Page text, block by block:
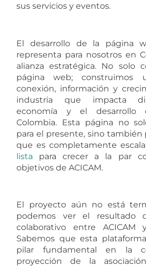
sus servicios y eventos.
El desarrollo de la página
representa para nosotros en
alianza estratégica. No solo
página web; construimos
conexión, información y
industria que impacta
economía y el desarrollo
Colombia. Esta página no
para el presente, sino también
que es completamente
lista para crecer a la par
objetivos de ACICAM.
El proyecto aún no está
podemos ver el resultado
colaborativo entre ACICAM
Sabemos que esta
pilar fundamental en la
proyección de la